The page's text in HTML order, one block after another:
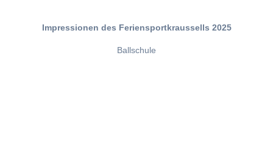
Impressionen des Feriensportkraussells 2025
Ballschule